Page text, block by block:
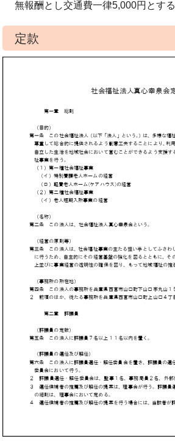
無報酬とし交通費一律5,000円とする
定款